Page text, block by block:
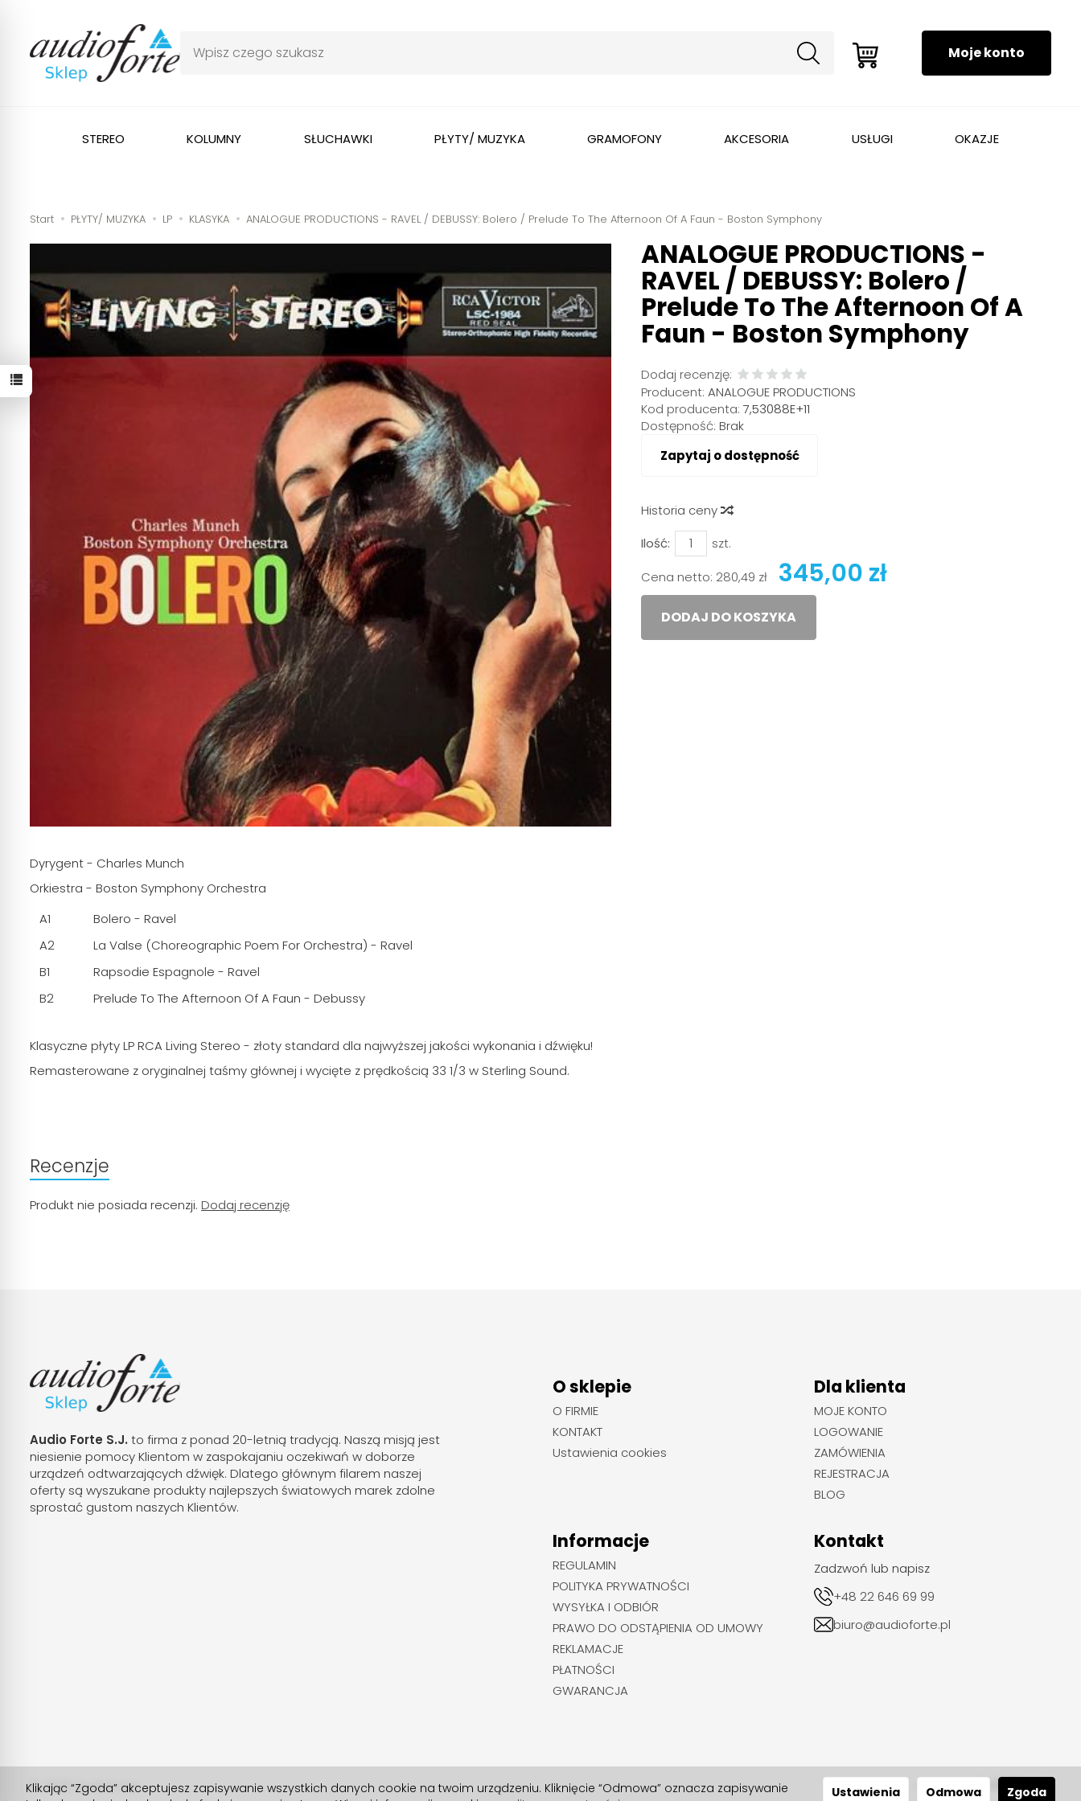
STEREO KOLUMNY SŁUCHAWKI PŁYTY/ MUZYKA GRAMOFONY AKCESORIA USŁUGI OKAZJE
Start PŁYTY/ MUZYKA LP KLASYKA ANALOGUE PRODUCTIONS - RAVEL / DEBUSSY: Bolero / Prelude To The Afternoon Of A Faun - Boston Symphony
ANALOGUE PRODUCTIONS -
RAVEL / DEBUSSY: Bolero /
Prelude To The Afternoon Of A
Faun - Boston Symphony
Dodaj recenzję:
Producent: ANALOGUE PRODUCTIONS
Kod producenta: 7,53088E+11
Dostępność: Brak
Zapytaj o dostępność
Historia ceny
Ilość:
szt.
Cena netto: 280,49 zł 345,00 zł
DODAJ DO KOSZYKA
Dyrygent - Charles Munch
Orkiestra - Boston Symphony Orchestra
A1
Bolero - Ravel
A2
La Valse (Choreographic Poem For Orchestra) - Ravel
B1
Rapsodie Espagnole - Ravel
B2
Prelude To The Afternoon Of A Faun - Debussy
Klasyczne płyty LP RCA Living Stereo - złoty standard dla najwyższej jakości wykonania i dźwięku!
Remasterowane z oryginalnej taśmy głównej i wycięte z prędkością 33 1/3 w Sterling Sound.
Recenzje
Produkt nie posiada recenzji. Dodaj recenzję
Audio Forte S.J. to firma z ponad 20-letnią tradycją. Naszą misją jest
niesienie pomocy Klientom w zaspokajaniu oczekiwań w doborze
urządzeń odtwarzających dźwięk. Dlatego głównym filarem naszej
oferty są wyszukane produkty najlepszych światowych marek zdolne
sprostać gustom naszych Klientów.
O sklepie
O FIRMIE
KONTAKT
Ustawienia cookies
Dla klienta
MOJE KONTO
LOGOWANIE
ZAMÓWIENIA
REJESTRACJA
BLOG
Informacje
REGULAMIN
POLITYKA PRYWATNOŚCI
WYSYŁKA I ODBIÓR
PRAWO DO ODSTĄPIENIA OD UMOWY
REKLAMACJE
PŁATNOŚCI
GWARANCJA
Kontakt
Zadzwoń lub napisz
+48 22 646 69 99
biuro@audioforte.pl
© 2026 Audioforte realizacja 2024
Klikając “Zgoda” akceptujesz zapisywanie wszystkich danych cookie na twoim urządzeniu. Kliknięcie “Odmowa” oznacza zapisywanie
Ustawienia Odmowa Zgoda